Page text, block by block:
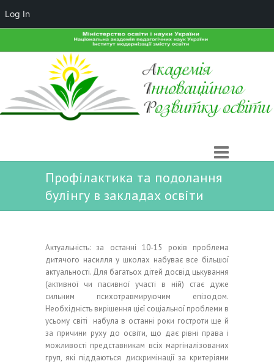
Профілактика та подолання
булінгу в закладах освіти
Актуальність: за останні 10-15 років проблема
дитячого насилля у школах набуває все більшої
актуальності. Для багатьох дітей досвід цькування
(активної чи пасивної участі в ній) стає дуже
сильним психотравмируючим епізодом.
Необхідність вирішення цієї соціальної проблеми в
усьому світі набула в останні роки гостроти ще й
за причини руху до освіти, що дає рівні права і
можливості представникам всіх маргіналізованих
груп, які піддаються дискримінації за критеріями
Log In